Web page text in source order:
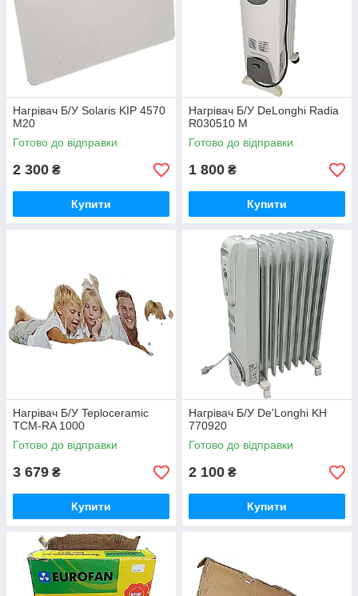
Нагрівач Б/У Solaris KIP 4570
M20
Готово до відправки
2 300 ₴
Купити
Нагрівач Б/У DeLonghi Radia
R030510 M
Готово до відправки
1 800 ₴
Купити
Нагрівач Б/У Teploceramic
ТСМ-RA 1000
Готово до відправки
3 679 ₴
Купити
Нагрівач Б/У De'Longhi KH
770920
Готово до відправки
2 100 ₴
Купити